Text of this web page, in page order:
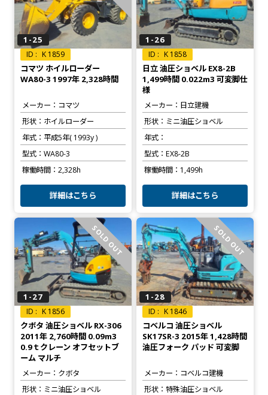
1-25
K 1859
コマツ ホイルローダー
WA80-3 1997年 2,328時間
メーカー
コマツ
形状
ホイルローダー
年式
平成5年( 1993y )
型式
WA80-3
稼働時間
2,328h
詳細はこちら
1-26
K 1858
日立 油圧ショベル EX8-2B
1,499時間 0.022m3 可変脚仕
様
メーカー
日立建機
形状
ミニ油圧ショベル
年式
型式
EX8-2B
稼働時間
1,499h
詳細はこちら
SOLD OUT
1-27
K 1856
クボタ 油圧ショベル RX-306
2011年 2,760時間 0.09m3
0.9ｔクレーン オフセットブ
ーム マルチ
メーカー
クボタ
形状
ミニ油圧ショベル
SOLD OUT
1-28
K 1846
コベルコ 油圧ショベル
SK17SR-3 2015年 1,428時間
油圧フォーク パッド 可変脚
メーカー
コベルコ建機
形状
特殊油圧ショベル